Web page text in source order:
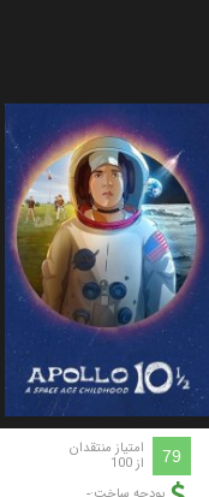
79 امتیاز منتقدان
از 100